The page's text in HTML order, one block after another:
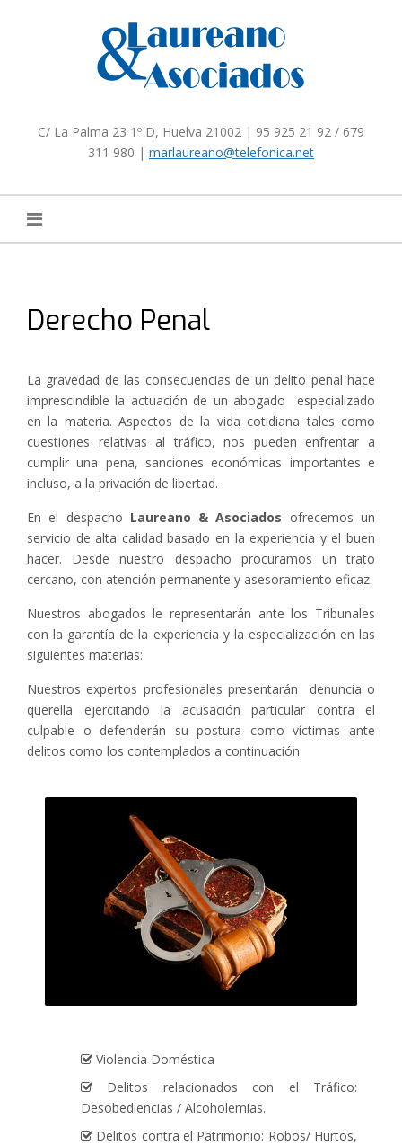
C/ La Palma 23 1º D, Huelva 21002 | 95 925 21 92 / 679
311 980 | marlaureano@telefonica.net
Derecho Penal
La gravedad de las consecuencias de un delito penal hace
imprescindible la actuación de un abogado especializado
en la materia. Aspectos de la vida cotidiana tales como
cuestiones relativas al tráfico, nos pueden enfrentar a
cumplir una pena, sanciones económicas importantes e
incluso, a la privación de libertad.
En el despacho Laureano & Asociados ofrecemos un
servicio de alta calidad basado en la experiencia y el buen
hacer. Desde nuestro despacho procuramos un trato
cercano, con atención permanente y asesoramiento eficaz.
Nuestros abogados le representarán ante los Tribunales
con la garantía de la experiencia y la especialización en las
siguientes materias:
Nuestros expertos profesionales presentarán denuncia o
querella ejercitando la acusación particular contra el
culpable o defenderán su postura como víctimas ante
delitos como los contemplados a continuación:
Violencia Doméstica
Delitos relacionados con el Tráfico:
Desobediencias / Alcoholemias.
Delitos contra el Patrimonio: Robos/ Hurtos,